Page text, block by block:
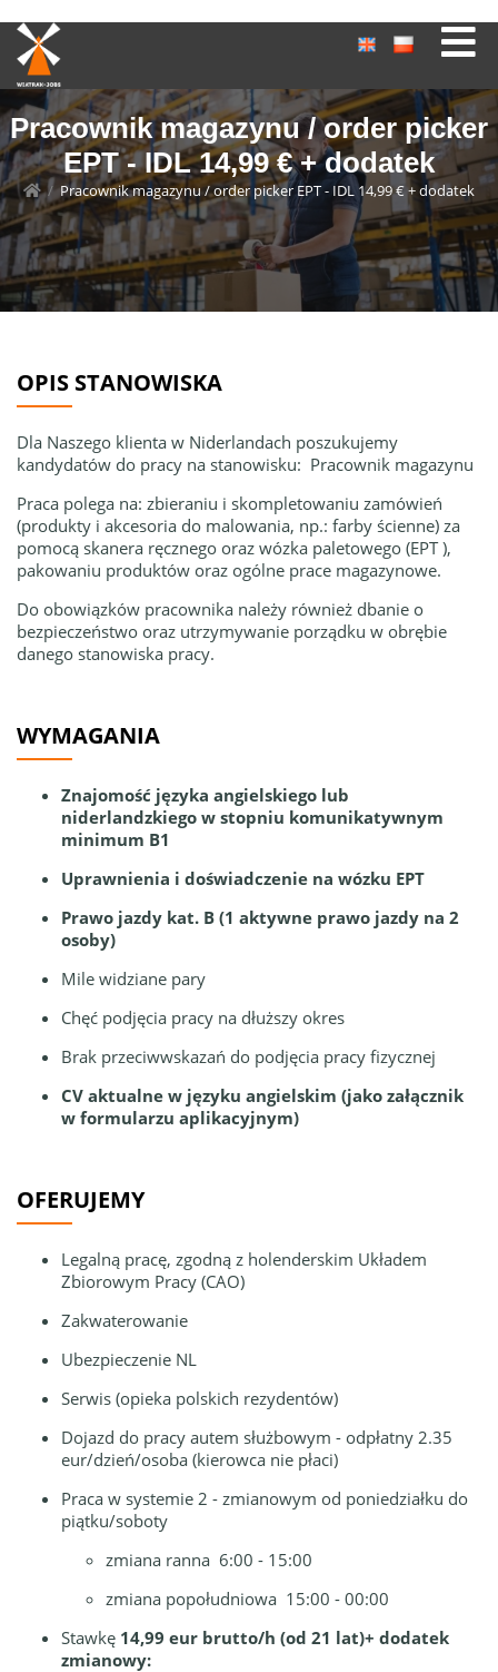
Pracownik magazynu / order picker
EPT - IDL 14,99 € + dodatek
/ Pracownik magazynu / order picker EPT - IDL 14,99 € + dodatek
OPIS STANOWISKA
Dla Naszego klienta w Niderlandach poszukujemy
kandydatów do pracy na stanowisku: Pracownik magazynu
Praca polega na: zbieraniu i skompletowaniu zamówień
(produkty i akcesoria do malowania, np.: farby ścienne) za
pomocą skanera ręcznego oraz wózka paletowego (EPT ),
pakowaniu produktów oraz ogólne prace magazynowe.
Do obowiązków pracownika należy również dbanie o
bezpieczeństwo oraz utrzymywanie porządku w obrębie
danego stanowiska pracy.
WYMAGANIA
Znajomość języka angielskiego lub
niderlandzkiego w stopniu komunikatywnym
minimum B1
Uprawnienia i doświadczenie na wózku EPT
Prawo jazdy kat. B (1 aktywne prawo jazdy na 2
osoby)
Mile widziane pary
Chęć podjęcia pracy na dłuższy okres
Brak przeciwwskazań do podjęcia pracy fizycznej
CV aktualne w języku angielskim (jako załącznik
w formularzu aplikacyjnym)
OFERUJEMY
Legalną pracę, zgodną z holenderskim Układem
Zbiorowym Pracy (CAO)
Zakwaterowanie
Ubezpieczenie NL
Serwis (opieka polskich rezydentów)
Dojazd do pracy autem służbowym - odpłatny 2.35
eur/dzień/osoba (kierowca nie płaci)
Praca w systemie 2 - zmianowym od poniedziałku do
piątku/soboty
zmiana ranna 6:00 - 15:00
zmiana popołudniowa 15:00 - 00:00
Stawkę 14,99 eur brutto/h (od 21 lat)+ dodatek
zmianowy: